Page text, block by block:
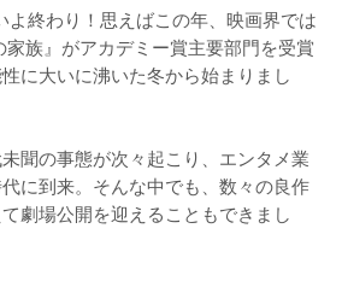
終わり！思えばこの年、映画界では
家族』がアカデミー賞主要部門を受賞
に大いに沸いた冬から始まりまし
聞の事態が次々起こり、エンタメ業
に到来。そんな中でも、数々の良作
劇場公開を迎えることもできまし